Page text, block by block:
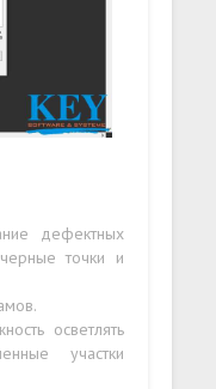
дефектных
точки и
осветлять
участки